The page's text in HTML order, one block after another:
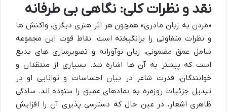
نقد و نظرات کلی: نگاهی بی طرفانه
«مردن به زبان مادری» همچون هر اثر هنری دیگری، واکنش ها
و نظرات متفاوتی را برانگیخته است. نقاط قوت این مجموعه
شامل عمق مضمونی، زبان نوآورانه و تصویرسازی های بدیع
است که پیشتر به آن ها اشاره شد. بسیاری از منتقدان و
خوانندگان، قدرت شاعر در بیان احساسات و توانایی او در
تبدیل جزئیات روزمره به نمادهای عمیق را ستوده اند. سادگی
ظاهری اشعار، در عین حال که دسترسی پذیری آن را افزایش